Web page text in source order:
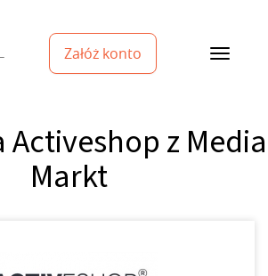
Załóż konto
z Media
Markt